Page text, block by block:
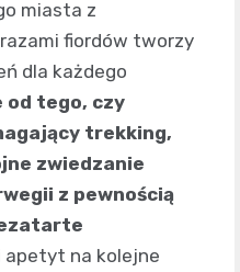
miasta z
fiordów tworzy
dla każdego
od tego, czy
trekking,
zwiedzanie
z pewnością
apetyt na kolejne